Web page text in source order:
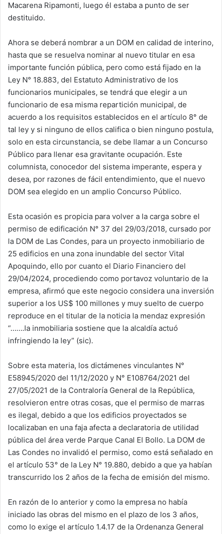
Macarena Ripamonti, luego él estaba a punto de ser
destituido.
Ahora se deberá nombrar a un DOM en calidad de interino,
hasta que se resuelva nominar al nuevo titular en esa
importante función pública, pero como está fijado en la
Ley N° 18.883, del Estatuto Administrativo de los
funcionarios municipales, se tendrá que elegir a un
funcionario de esa misma repartición municipal, de
acuerdo a los requisitos establecidos en el artículo 8° de
tal ley y si ninguno de ellos califica o bien ninguno postula,
solo en esta circunstancia, se debe llamar a un Concurso
Público para llenar esa gravitante ocupación. Este
columnista, conocedor del sistema imperante, espera y
desea, por razones de fácil entendimiento, que el nuevo
DOM sea elegido en un amplio Concurso Público.
Esta ocasión es propicia para volver a la carga sobre el
permiso de edificación N° 37 del 29/03/2018, cursado por
la DOM de Las Condes, para un proyecto inmobiliario de
25 edificios en una zona inundable del sector Vital
Apoquindo, ello por cuanto el Diario Financiero del
29/04/2024, procediendo como portavoz voluntario de la
empresa, afirmó que este negocio considera una inversión
superior a los US$ 100 millones y muy suelto de cuerpo
reproduce en el titular de la noticia la mendaz expresión
“…….la inmobiliaria sostiene que la alcaldía actuó
infringiendo la ley” (sic).
Sobre esta materia, los dictámenes vinculantes N°
E58945/2020 del 11/12/2020 y N° E108764/2021 del
27/05/2021 de la Contraloría General de la República,
resolvieron entre otras cosas, que el permiso de marras
es ilegal, debido a que los edificios proyectados se
localizaban en una faja afecta a declaratoria de utilidad
pública del área verde Parque Canal El Bollo. La DOM de
Las Condes no invalidó el permiso, como está señalado en
el artículo 53° de la Ley N° 19.880, debido a que ya habían
transcurrido los 2 años de la fecha de emisión del mismo.
En razón de lo anterior y como la empresa no había
iniciado las obras del mismo en el plazo de los 3 años,
como lo exige el artículo 1.4.17 de la Ordenanza General